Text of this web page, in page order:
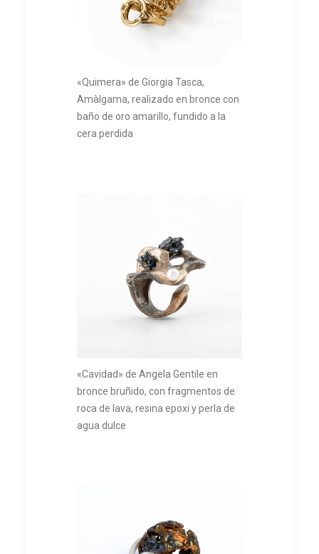
«Quimera» de Giorgia Tasca,
Amàlgama, realizado en bronce con
baño de oro amarillo, fundido a la
cera perdida
«Cavidad» de Angela Gentile en
bronce bruñido, con fragmentos de
roca de lava, resina epoxi y perla de
agua dulce